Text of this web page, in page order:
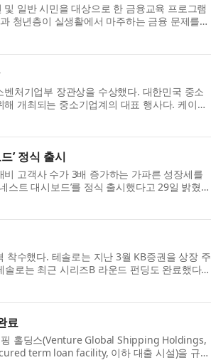
일반 시민을 대상으로 한 금융교육 프로그램
청년층이 실생활에서 마주하는 금융 문제를
벤처기업부 장관상을 수상했다. 대한민국 중소
개최되는 중소기업계의 대표 행사다. 케이디
’ 정식 출시
고객사 수가 3배 증가하는 가파른 성장세를
트 대시보드’를 정식 출시했다고 29일 밝혔
착수했다. 테솔로는 지난 3월 KB증권을 상장 주
로는 최근 시리즈B 라운드 펀딩도 완료했다고
료
홀딩스(Venture Global Shipping Holdings,
term loan facility, 이하 대출 시설)을 규정